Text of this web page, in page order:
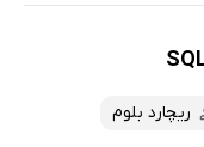
ریچارد بلوم